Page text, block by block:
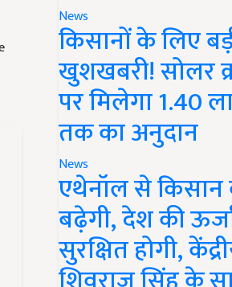
News
किसानों के लिए
खुशखबरी! सोलर
पर मिलेगा 1.40
तक का अनुदान
News
एथेनॉल से
बढ़ेगी, देश की
सुरक्षित होगी,